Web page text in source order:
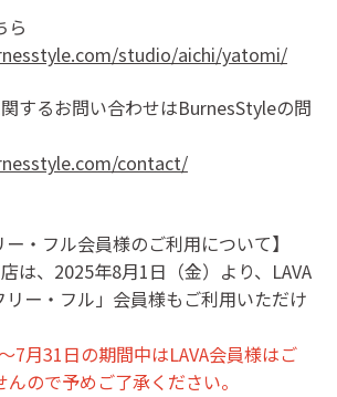
ら
studio/aichi/yatomi/
するお問い合わせはBurnesStyleの問
contact/
ー・フル会員様のご利用について】
は、2025年8月1日（金）より、LAVA
リー・フル」会員様もご利用いただけ
7月31日の期間中はLAVA会員様はご
ので予めご了承ください。